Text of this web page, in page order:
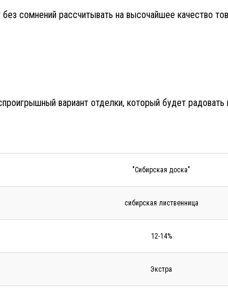
сомнений рассчитывать на высочайшее качество
вариант отделки, который будет радовать
"Сибирская доска"
сибирская лиственница
12-14%
Экстра